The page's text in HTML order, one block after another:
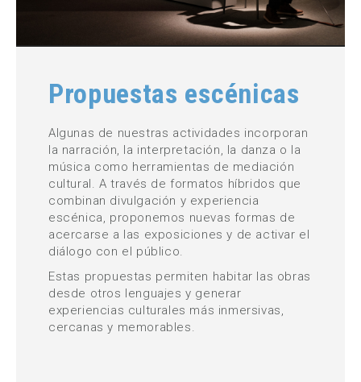
Propuestas escénicas
Algunas de nuestras actividades incorporan
la narración, la interpretación, la danza o la
música como herramientas de mediación
cultural. A través de formatos híbridos que
combinan divulgación y experiencia
escénica, proponemos nuevas formas de
acercarse a las exposiciones y de activar el
diálogo con el público.
Estas propuestas permiten habitar las obras
desde otros lenguajes y generar
experiencias culturales más inmersivas,
cercanas y memorables.